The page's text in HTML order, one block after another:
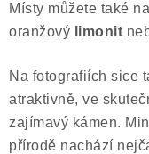
Místy můžete také
oranžový limonit
Na fotografiích sice
atraktivně, ve
zajímavý kámen.
přírodě nachází